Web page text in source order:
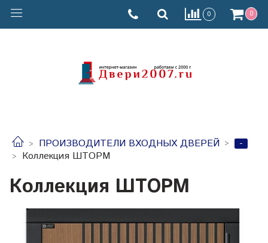
0 0
ПРОИЗВОДИТЕЛИ ВХОДНЫХ ДВЕРЕЙ
-
Коллекция ШТОРМ
Коллекция ШТОРМ